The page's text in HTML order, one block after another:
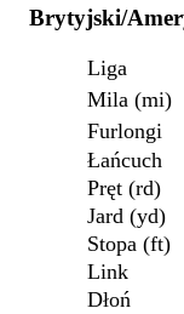
Brytyjski/
Liga
Mila (mi)
Furlongi
Łańcuch
Pręt (rd)
Jard (yd)
Stopa (ft)
Link
Dłoń